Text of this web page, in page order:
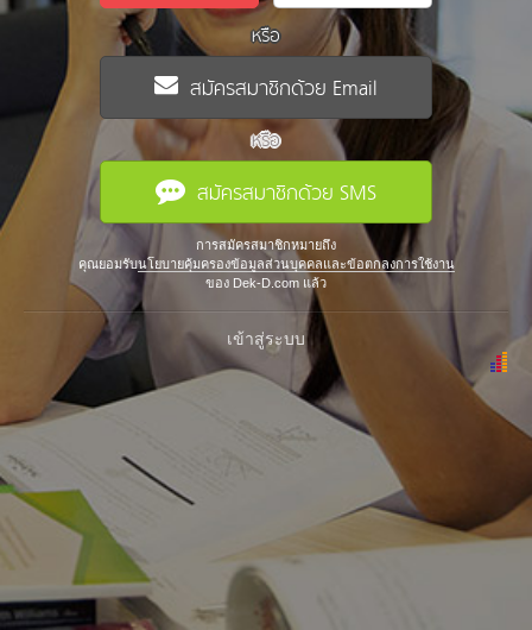
หรือ
สมัครสมาชิกด้วย Email
หรือ
สมัครสมาชิกด้วย SMS
การสมัครสมาชิกหมายถึง
คุณยอมรับนโยบายคุ้มครองข้อมูลส่วนบุคคลและข้อตกลงการใช้งาน
ของ Dek-D.com แล้ว
เข้าสู่ระบบ